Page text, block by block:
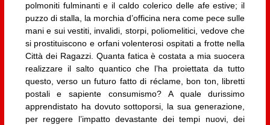
polmoniti fulminanti e il caldo colerico delle afe estive; il
puzzo di stalla, la morchia d’officina nera come pece sulle
mani e sui vestiti, invalidi, storpi, poliomelitici, vedove che
si prostituiscono e orfani volenterosi ospitati a frotte nella
Città dei Ragazzi. Quanta fatica è costata a mia suocera
realizzare il salto quantico che l’ha proiettata da tutto
questo, verso un futuro fatto di réclame, bon ton, libretti
postali e sapiente consumismo? A quale durissimo
apprendistato ha dovuto sottoporsi, la sua generazione,
per reggere l’impatto devastante dei tempi nuovi, dei